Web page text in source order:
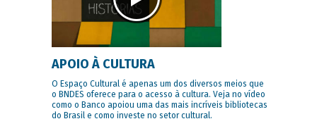
APOIO À CULTURA
O Espaço Cultural é apenas um dos diversos meios que
o BNDES oferece para o acesso à cultura. Veja no vídeo
como o Banco apoiou uma das mais incríveis bibliotecas
do Brasil e como investe no setor cultural.